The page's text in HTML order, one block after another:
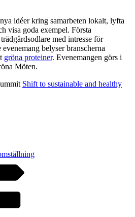
idéer kring samarbeten lokalt, lyfta
visa goda exempel. Första
med intresse för
belyser branscherna
gröna proteiner. Evenemangen görs i
Möten.
Shift to sustainable and healthy